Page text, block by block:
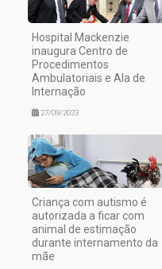
Hospital Mackenzie
inaugura Centro de
Procedimentos
Ambulatoriais e Ala de
Internação
27/09/2023
Criança com autismo é
autorizada a ficar com
animal de estimação
durante internamento da
mãe